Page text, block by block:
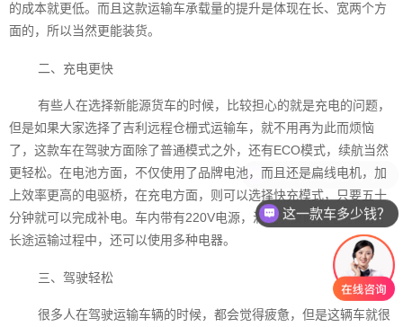
的成本就更低。而且这款运输车承载量的提升是体现在长、宽两个方
面的，所以当然更能装货。
二、充电更快
有些人在选择新能源货车的时候，比较担心的就是充电的问题，
但是如果大家选择了吉利远程仓栅式运输车，就不用再为此而烦恼
了，这款车在驾驶方面除了普通模式之外，还有ECO模式，续航当然
更轻松。在电池方面，不仅使用了品牌电池，而且还是扁线电机，加
上效率更高的电驱桥，在充电方面，则可以选择快充模式，只要五十
分钟就可以完成补电。车内带有220V电源，满足了反向供电的需求，
长途运输过程中，还可以使用多种电器。
三、驾驶轻松
很多人在驾驶运输车辆的时候，都会觉得疲惫，但是这辆车就很
这一款车多少钱？
现在有优惠活动吗？